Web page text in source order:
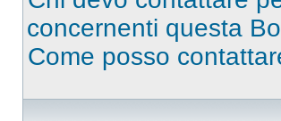
concernenti questa
Come posso